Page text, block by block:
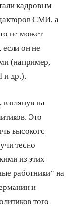
кадровым
СМИ, а
не может
если он не
(например,
и др.).
на
Это
высокого
тесно
из этих
работники” на
и
того